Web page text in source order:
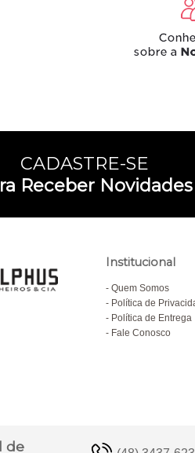
CADASTRE-SE
Receber Novidades
Institucional
Quem Somos
Política de
Política de Entrega
Fale Conosco
de